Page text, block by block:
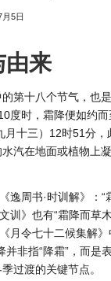
5日
由来
第十八个节气，也
度时，霜降便如约而
月十三）12时51分，
汽在地面或植物上
逸周书·时训解》：
训》也有“霜降而草
月令七十二候集解
并非指“降霜”，而是
过渡的关键节点。